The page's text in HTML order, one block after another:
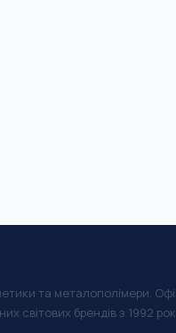
та металополімери.
світових брендів з 1992